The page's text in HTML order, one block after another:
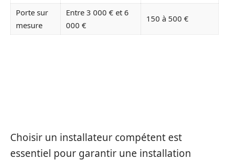
Porte sur
mesure
Entre 3 000 € et 6
000 €
150 à 500 €
Choisir un installateur compétent est
essentiel pour garantir une installation